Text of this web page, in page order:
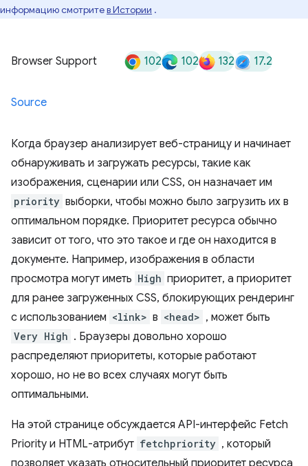
информацию смотритев Истории .
Browser Support 102 102 132 17.2
Source
Когда браузер анализирует веб-страницу и начинает
обнаруживать и загружать ресурсы, такие как
изображения, сценарии или CSS, он назначает им
priority выборки, чтобы можно было загрузить их в
оптимальном порядке. Приоритет ресурса обычно
зависит от того, что это такое и где он находится в
документе. Например, изображения в области
просмотра могут иметь High приоритет, а приоритет
для ранее загруженных CSS, блокирующих рендеринг
с использованием <link> в <head> , может быть
Very High . Браузеры довольно хорошо
распределяют приоритеты, которые работают
хорошо, но не во всех случаях могут быть
оптимальными.
На этой странице обсуждается API-интерфейс Fetch
Priority и HTML-атрибут fetchpriority , который
позволяет указать относительный приоритет ресурса